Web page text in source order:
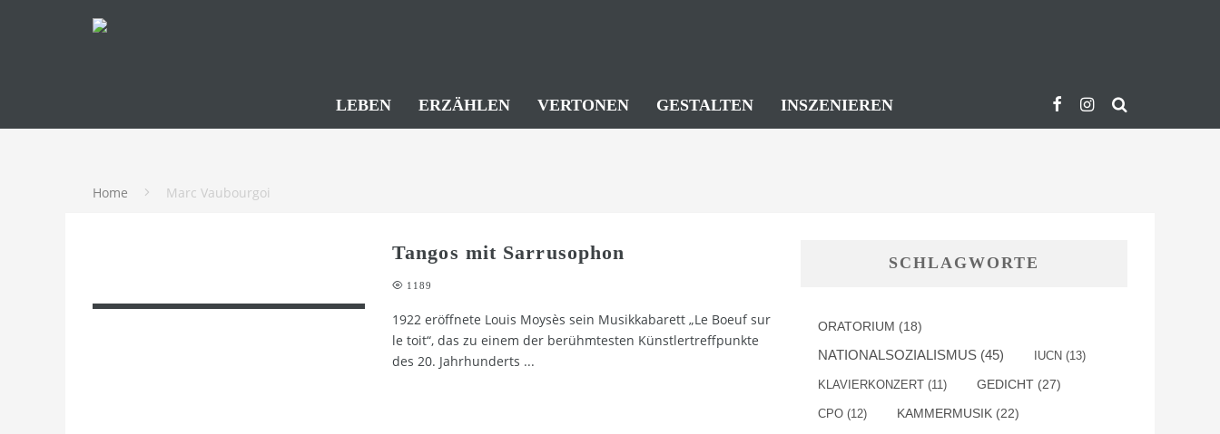
LEBEN ERZÄHLEN VERTONEN GESTALTEN INSZENIEREN
Home Marc Vaubourgoi
Tangos mit Sarrusophon
1189
1922 eröffnete Louis Moysès sein Musikkabarett „Le Boeuf sur
le toit“, das zu einem der berühmtesten Künstlertreffpunkte
des 20. Jahrhunderts ...
SCHLAGWORTE
ORATORIUM (18)
NATIONALSOZIALISMUS (45) IUCN (13)
KLAVIERKONZERT (11) GEDICHT (27)
CPO (12) KAMMERMUSIK (22)